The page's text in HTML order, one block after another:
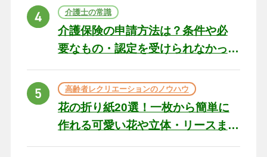
ト
介護士の常識
介護保険の申請方法は？条件や必
要なもの・認定を受けられなかっ
高齢者レクリエーションのノウハウ
花の折り紙20選！一枚から簡単に
作れる可愛い花や立体・リースま